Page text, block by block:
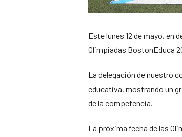
Este lunes 12 de mayo, en
Olimpiadas BostonEduca
La delegación de nuestro
educativa, mostrando un
de la competencia.
La próxima fecha de las